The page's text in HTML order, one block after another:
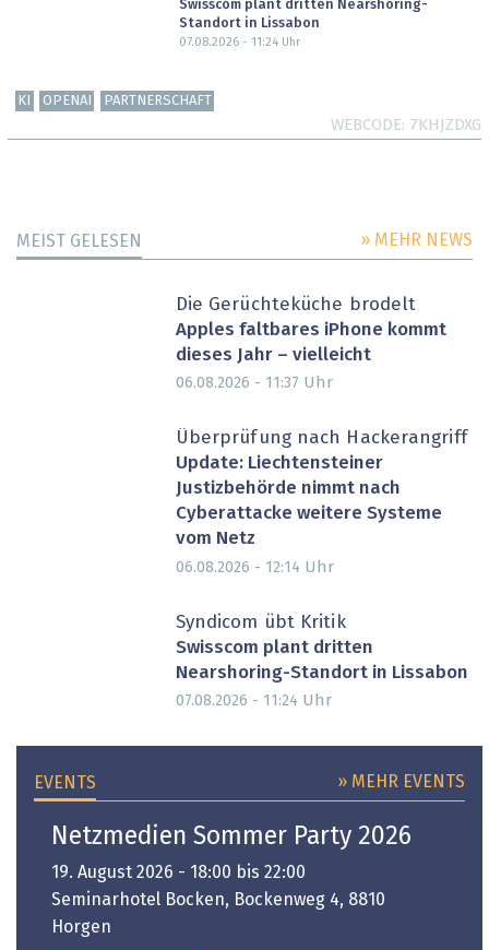
Swisscom plant dritten Nearshoring-
Standort in Lissabon
07.08.2026 - 11:24Uhr
KI OPENAI PARTNERSCHAFT
WEBCODE 7KHJZDXG
MEIST GELESEN » MEHR NEWS
Die Gerüchteküche brodelt
Apples faltbares iPhone kommt
dieses Jahr – vielleicht
06.08.2026 - 11:37 Uhr
Überprüfung nach Hackerangriff
Update: Liechtensteiner
Justizbehörde nimmt nach
Cyberattacke weitere Systeme
vom Netz
06.08.2026 - 12:14 Uhr
Syndicom übt Kritik
Swisscom plant dritten
Nearshoring-Standort in Lissabon
07.08.2026 - 11:24 Uhr
EVENTS » MEHR EVENTS
Netzmedien Sommer Party 2026
19. August 2026 - 18:00 bis 22:00
Seminarhotel Bocken, Bockenweg 4, 8810
Horgen